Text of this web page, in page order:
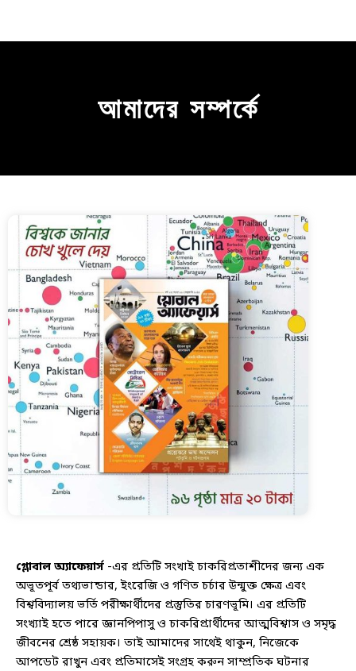
content
আমাদের সম্পর্কে
গ্লোবাল অ্যাফেয়ার্স -এর প্রতিটি সংখাই চাকরিপ্রতাশীদের জন্য এক
অভূতপূর্ব তথ্যভান্ডার, ইংরেজি ও গণিত চর্চার উন্মুক্ত ক্ষেত্র এবং
বিশ্ববিদ্যালয় ভর্তি পরীক্ষার্থীদের প্রস্তুতির চারণভূমি। এর প্রতিটি
সংখ্যাই হতে পারে জ্ঞানপিপাসু ও চাকরিপ্রার্থীদের আত্মবিশ্বাস ও সমৃদ্ধ
জীবনের শ্রেষ্ঠ সহায়ক। তাই আমাদের সাথেই থাকুন, নিজেকে
আপডেট রাখুন এবং প্রতিমাসেই সংগ্রহ করুন সাম্প্রতিক ঘটনার